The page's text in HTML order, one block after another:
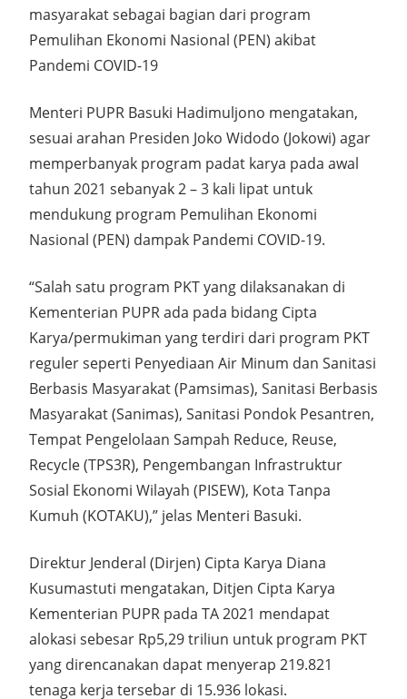
masyarakat sebagai bagian dari program
Pemulihan Ekonomi Nasional (PEN) akibat
Pandemi COVID-19
Menteri PUPR Basuki Hadimuljono mengatakan,
sesuai arahan Presiden Joko Widodo (Jokowi) agar
memperbanyak program padat karya pada awal
tahun 2021 sebanyak 2 – 3 kali lipat untuk
mendukung program Pemulihan Ekonomi
Nasional (PEN) dampak Pandemi COVID-19.
“Salah satu program PKT yang dilaksanakan di
Kementerian PUPR ada pada bidang Cipta
Karya/permukiman yang terdiri dari program PKT
reguler seperti Penyediaan Air Minum dan Sanitasi
Berbasis Masyarakat (Pamsimas), Sanitasi Berbasis
Masyarakat (Sanimas), Sanitasi Pondok Pesantren,
Tempat Pengelolaan Sampah Reduce, Reuse,
Recycle (TPS3R), Pengembangan Infrastruktur
Sosial Ekonomi Wilayah (PISEW), Kota Tanpa
Kumuh (KOTAKU),” jelas Menteri Basuki.
Direktur Jenderal (Dirjen) Cipta Karya Diana
Kusumastuti mengatakan, Ditjen Cipta Karya
Kementerian PUPR pada TA 2021 mendapat
alokasi sebesar Rp5,29 triliun untuk program PKT
yang direncanakan dapat menyerap 219.821
tenaga kerja tersebar di 15.936 lokasi.